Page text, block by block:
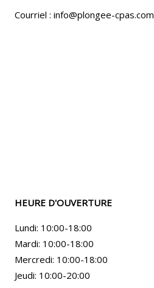
Courriel : info@plongee-cpas.com
HEURE D'OUVERTURE
Lundi: 10:00-18:00
Mardi: 10:00-18:00
Mercredi: 10:00-18:00
Jeudi: 10:00-20:00